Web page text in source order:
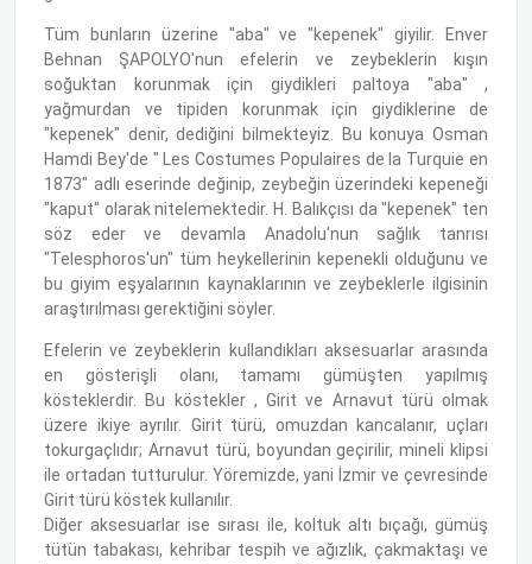
Tüm bunların üzerine "aba" ve "kepenek" giyilir. Enver
Behnan ŞAPOLYO'nun efelerin ve zeybeklerin kışın
soğuktan korunmak için giydikleri paltoya "aba" ,
yağmurdan ve tipiden korunmak için giydiklerine de
"kepenek" denir, dediğini bilmekteyiz. Bu konuya Osman
Hamdi Bey'de " Les Costumes Populaires de la Turquie en
1873" adlı eserinde değinip, zeybeğin üzerindeki kepeneği
"kaput" olarak nitelemektedir. H. Balıkçısı da "kepenek" ten
söz eder ve devamla Anadolu'nun sağlık tanrısı
"Telesphoros'un" tüm heykellerinin kepenekli olduğunu ve
bu giyim eşyalarının kaynaklarının ve zeybeklerle ilgisinin
araştırılması gerektiğini söyler.
Efelerin ve zeybeklerin kullandıkları aksesuarlar arasında
en gösterişli olanı, tamamı gümüşten yapılmış
kösteklerdir. Bu köstekler , Girit ve Arnavut türü olmak
üzere ikiye ayrılır. Girit türü, omuzdan kancalanır, uçları
tokurgaçlıdır; Arnavut türü, boyundan geçirilir, mineli klipsi
ile ortadan tutturulur. Yöremizde, yani İzmir ve çevresinde
Girit türü köstek kullanılır.
Diğer aksesuarlar ise sırası ile, koltuk altı bıçağı, gümüş
tütün tabakası, kehribar tespih ve ağızlık, çakmaktaşı ve